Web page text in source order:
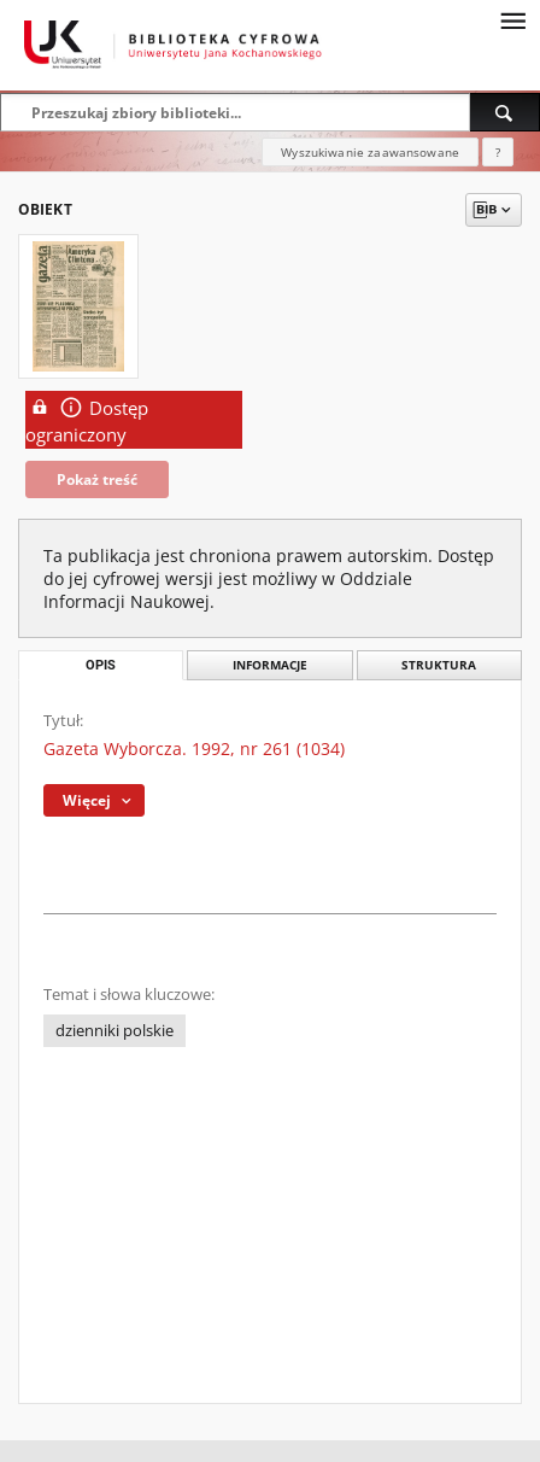
Wyszukiwanie zaawansowane ?
OBIEKT
Dostęp
ograniczony
Pokaż treść
Ta publikacja jest chroniona prawem autorskim. Dostęp
do jej cyfrowej wersji jest możliwy w Oddziale
Informacji Naukowej.
OPIS INFORMACJE STRUKTURA
Tytuł:
Gazeta Wyborcza. 1992, nr 261 (1034)
Więcej
Temat i słowa kluczowe:
dzienniki polskie